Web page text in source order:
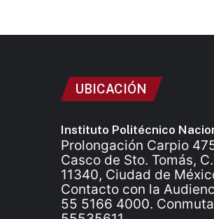
UBICACIÓN
Instituto Politécnico
Prolongación Carpio
Casco de Sto. Tomás,
11340, Ciudad de
Contacto con la
55 5166 4000.